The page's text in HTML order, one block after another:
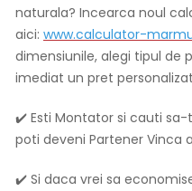
naturala? Incearca noul
aici: www.calculator-
dimensiunile, alegi tipul de
imediat un pret
✔️ Esti Montator si cauti
poti deveni Partener Vinca
✔️ Si daca vrei sa